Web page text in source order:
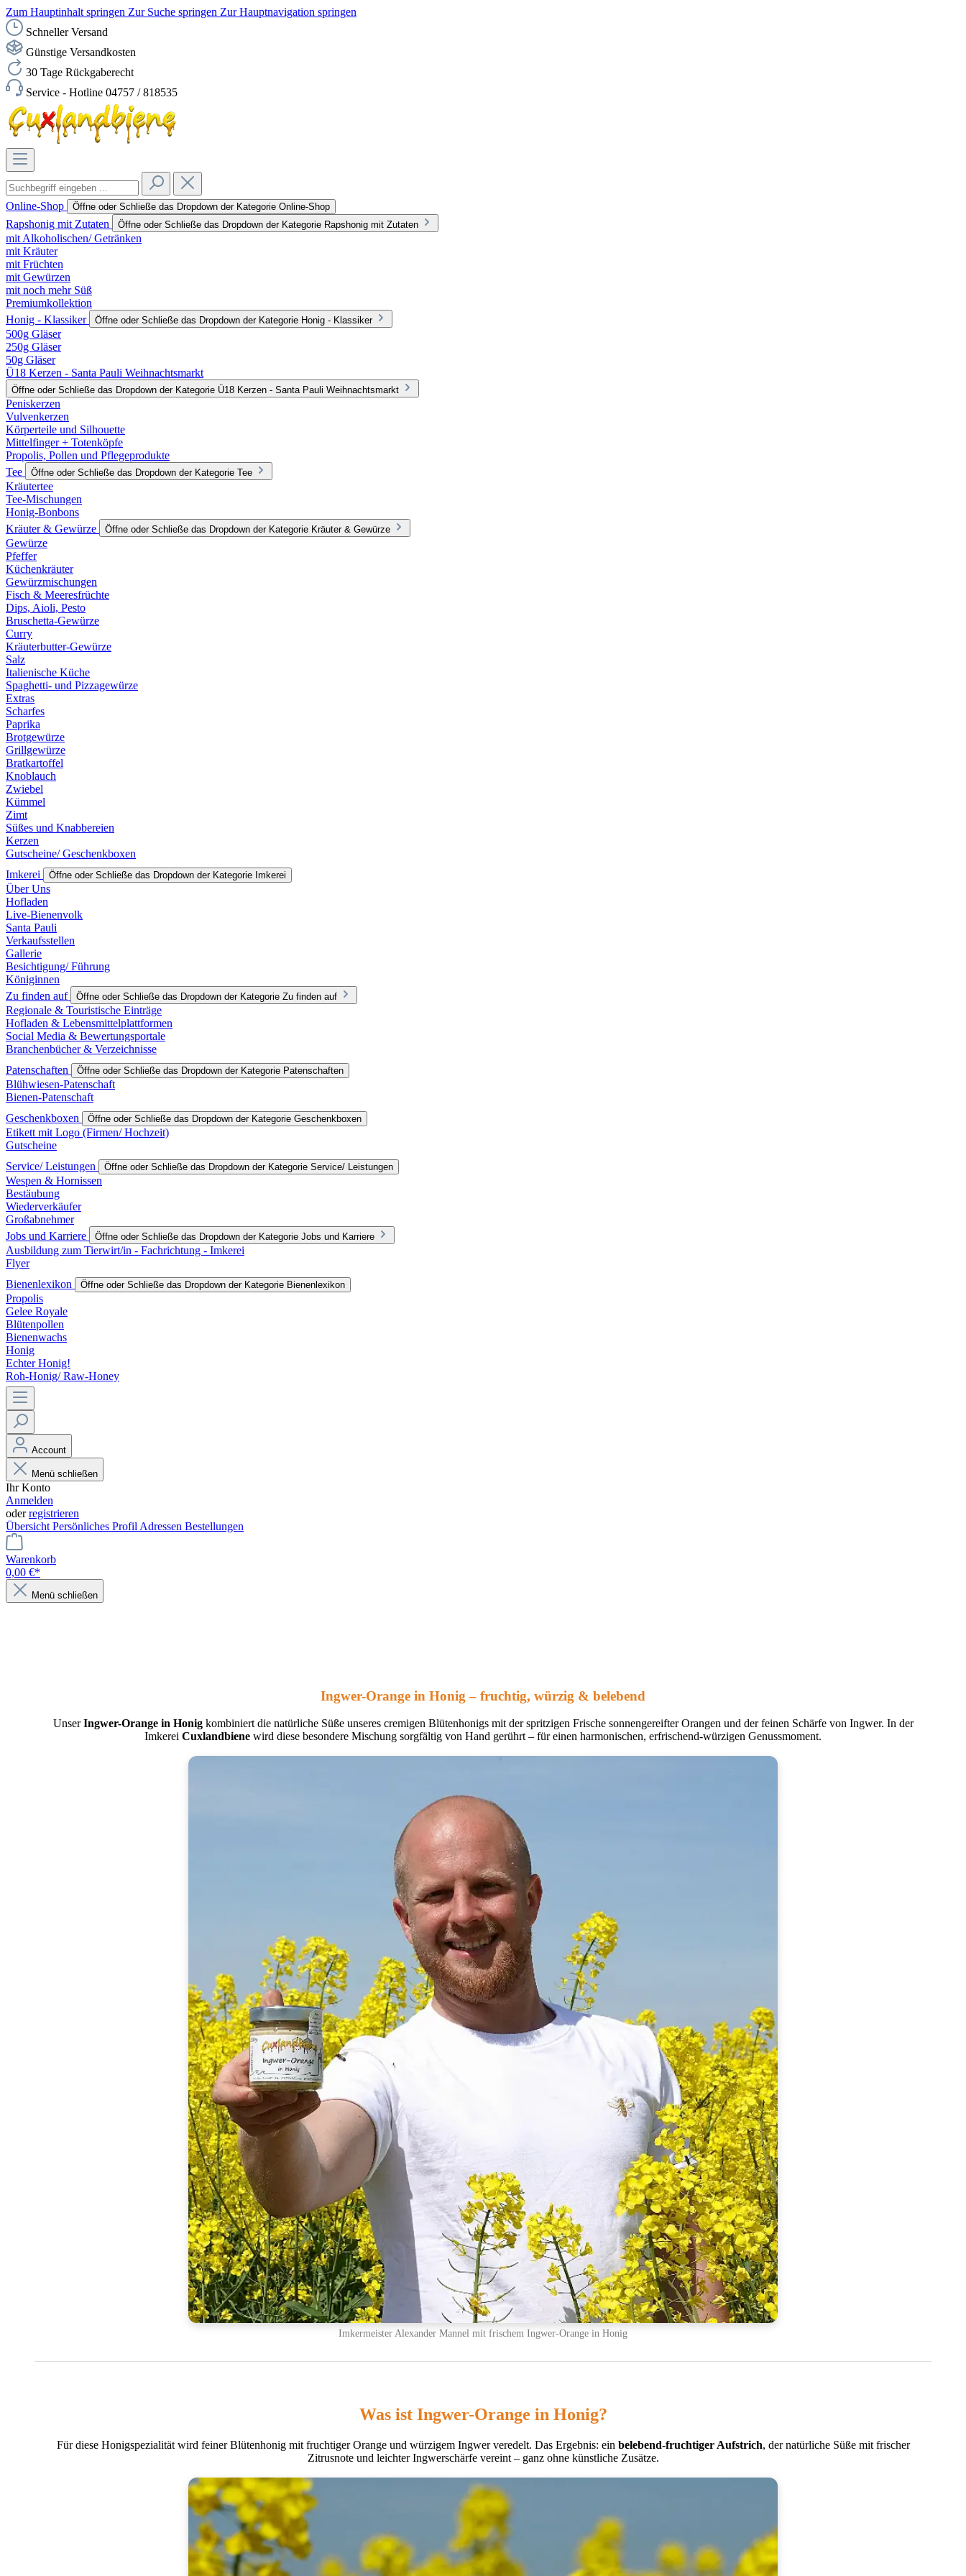
Zum Hauptinhalt springen Zur Suche springen Zur Hauptnavigation springen
Schneller Versand
Günstige Versandkosten
30 Tage Rückgaberecht
Service - Hotline 04757 / 818535
Online-Shop Öffne oder Schließe das Dropdown der Kategorie Online-Shop
Rapshonig mit Zutaten Öffne oder Schließe das Dropdown der Kategorie Rapshonig mit Zutaten
mit Alkoholischen/ Getränken
mit Kräuter
mit Früchten
mit Gewürzen
mit noch mehr Süß
Premiumkollektion
Honig - Klassiker
Öffne oder Schließe das Dropdown der Kategorie Honig - Klassiker
500g Gläser
250g Gläser
50g Gläser
Ü18 Kerzen - Santa Pauli Weihnachtsmarkt
Öffne oder Schließe das Dropdown der Kategorie Ü18 Kerzen - Santa Pauli Weihnachtsmarkt
Peniskerzen
Vulvenkerzen
Körperteile und Silhouette
Mittelfinger + Totenköpfe
Propolis, Pollen und Pflegeprodukte
Tee
Öffne oder Schließe das Dropdown der Kategorie Tee
Kräutertee
Tee-Mischungen
Honig-Bonbons
Kräuter & Gewürze
Öffne oder Schließe das Dropdown der Kategorie Kräuter & Gewürze
Gewürze
Pfeffer
Küchenkräuter
Gewürzmischungen
Fisch & Meeresfrüchte
Dips, Aioli, Pesto
Bruschetta-Gewürze
Curry
Kräuterbutter-Gewürze
Salz
Italienische Küche
Spaghetti- und Pizzagewürze
Extras
Scharfes
Paprika
Brotgewürze
Grillgewürze
Bratkartoffel
Knoblauch
Zwiebel
Kümmel
Zimt
Süßes und Knabbereien
Kerzen
Gutscheine/ Geschenkboxen
Imkerei
Öffne oder Schließe das Dropdown der Kategorie Imkerei
Über Uns
Hofladen
Live-Bienenvolk
Santa Pauli
Verkaufsstellen
Gallerie
Besichtigung/ Führung
Königinnen
Zu finden auf
Öffne oder Schließe das Dropdown der Kategorie Zu finden auf
Regionale & Touristische Einträge
Hofladen & Lebensmittelplattformen
Social Media & Bewertungsportale
Branchenbücher & Verzeichnisse
Patenschaften
Öffne oder Schließe das Dropdown der Kategorie Patenschaften
Blühwiesen-Patenschaft
Bienen-Patenschaft
Geschenkboxen
Öffne oder Schließe das Dropdown der Kategorie Geschenkboxen
Etikett mit Logo (Firmen/ Hochzeit)
Gutscheine
Service/ Leistungen
Öffne oder Schließe das Dropdown der Kategorie Service/ Leistungen
Wespen & Hornissen
Bestäubung
Wiederverkäufer
Großabnehmer
Jobs und Karriere
Öffne oder Schließe das Dropdown der Kategorie Jobs und Karriere
Ausbildung zum Tierwirt/in - Fachrichtung - Imkerei
Flyer
Bienenlexikon
Öffne oder Schließe das Dropdown der Kategorie Bienenlexikon
Propolis
Gelee Royale
Blütenpollen
Bienenwachs
Honig
Echter Honig!
Roh-Honig/ Raw-Honey
Account
Menü schließen
Ihr Konto
Anmelden
oderregistrieren
Übersicht Persönliches Profil Adressen Bestellungen
Warenkorb
0,00 €*
Menü schließen
Ingwer-Orange in Honig – fruchtig, würzig & belebend
UnserIngwer-Orange in Honigkombiniert die natürliche Süße unseres cremigen Blütenhonigs mit der spritzigen Frische sonnengereifter Orangen und der feinen Schärfe von Ingwer. In der
Imkerei Cuxlandbiene wird diese besondere Mischung sorgfältig von Hand gerührt – für einen harmonischen, erfrischend-würzigen Genussmoment.
Imkermeister Alexander Mannel mit frischem Ingwer-Orange in Honig
Was ist Ingwer-Orange in Honig?
Für diese Honigspezialität wird feiner Blütenhonig mit fruchtiger Orange und würzigem Ingwer veredelt. Das Ergebnis: ein belebend-fruchtiger Aufstrich, der natürliche Süße mit frischer
Zitrusnote und leichter Ingwerschärfe vereint – ganz ohne künstliche Zusätze.